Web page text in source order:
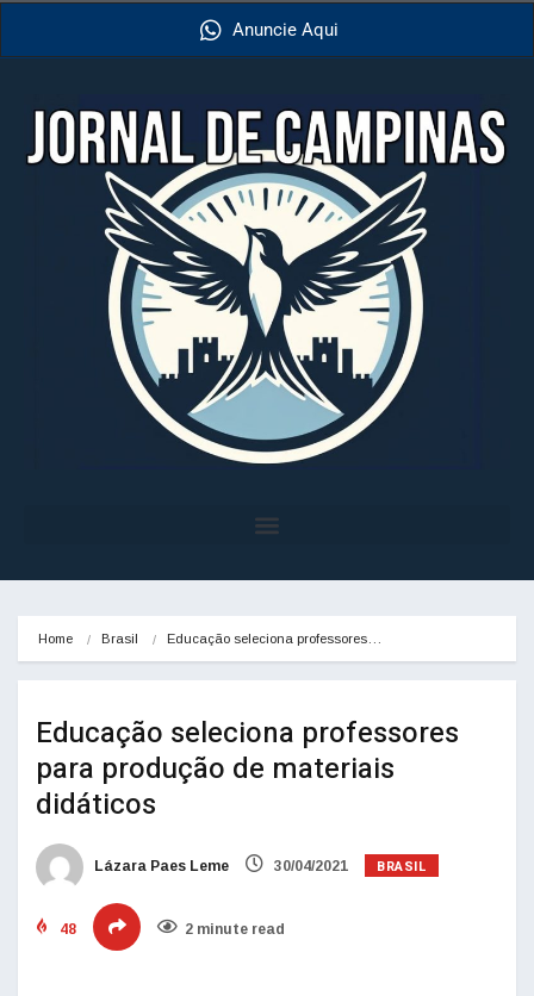
Anuncie Aqui
Home Brasil Educação seleciona professores…
Educação seleciona professores
para produção de materiais
didáticos
Lázara Paes Leme 30/04/2021 BRASIL
48 2 minute read